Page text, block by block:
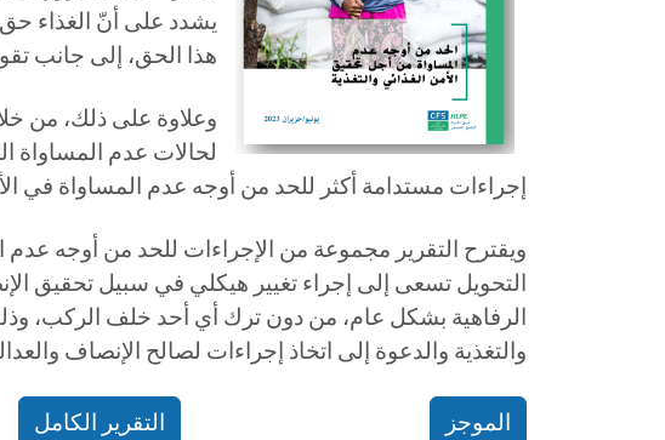
يشدد على أنّ الغذاء
هذا الحق، إلى جانب
وعلاوة على ذلك، من
لحالات عدم المساواة
إجراءات مستدامة أكثر للحد من أوجه عدم المساواة في
ويقترح التقرير مجموعة من الإجراءات للحد من أوجه
التحويل تسعى إلى إجراء تغيير هيكلي في سبيل تحقيق
الرفاهية بشكل عام، من دون ترك أي أحد خلف الركب، وذلك
والتغذية والدعوة إلى اتخاذ إجراءات لصالح الإنصاف
الموجز التقرير الكامل